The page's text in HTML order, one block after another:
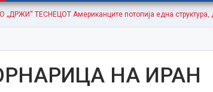
ТЕСНЕЦОТ Американците потопија една структура,
НА ИРАН